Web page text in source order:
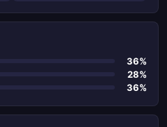
36%
28%
36%